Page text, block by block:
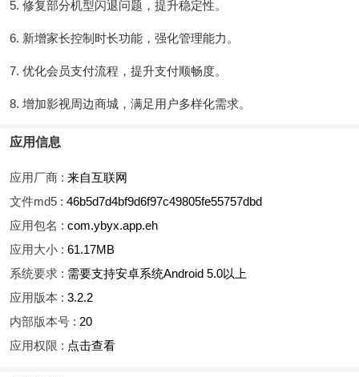
5. 修复部分机型闪退问题，提升稳定性。
6. 新增家长控制时长功能，强化管理能力。
7. 优化会员支付流程，提升支付顺畅度。
8. 增加影视周边商城，满足用户多样化需求。
应用信息
应用厂商 : 来自互联网
文件md5 : 46b5d7d4bf9d6f97c49805fe55757dbd
应用包名 : com.ybyx.app.eh
应用大小 : 61.17MB
系统要求 : 需要支持安卓系统Android 5.0以上
应用版本 : 3.2.2
内部版本号 : 20
应用权限 : 点击查看